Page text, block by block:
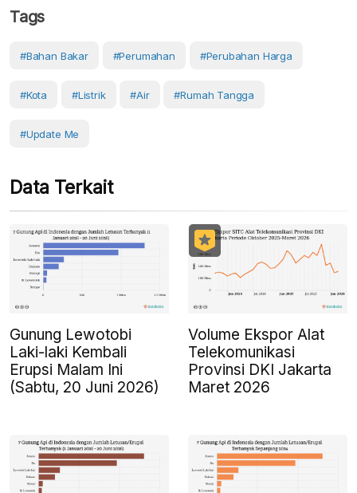
Tags
#Bahan Bakar #Perumahan #Perubahan Harga
#Kota #Listrik #Air #Rumah Tangga
#Update Me
Data Terkait
Gunung Lewotobi
Laki-laki Kembali
Erupsi Malam Ini
(Sabtu, 20 Juni 2026)
Volume Ekspor Alat
Telekomunikasi
Provinsi DKI Jakarta
Maret 2026